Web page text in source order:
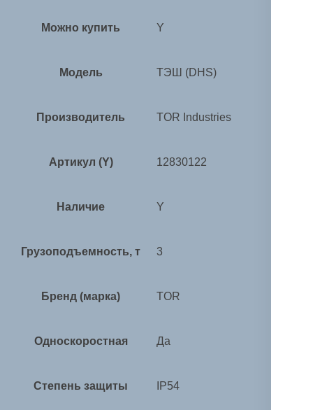
Можно купить Y
Модель ТЭШ (DHS)
Производитель TOR Industries
Артикул (Y) 12830122
Наличие Y
Грузоподъемность, т 3
Бренд (марка) TOR
Односкоростная Да
Степень защиты IP54